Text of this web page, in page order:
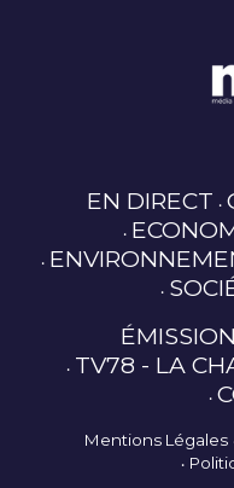
EN DIRECT
TV78 - LA
Mentions Légales